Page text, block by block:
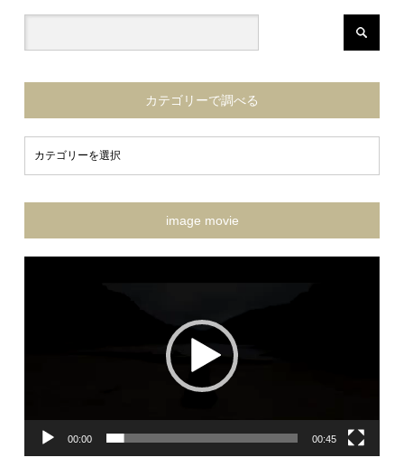
カテゴリーで調べる
image movie
動
00:00 00:45